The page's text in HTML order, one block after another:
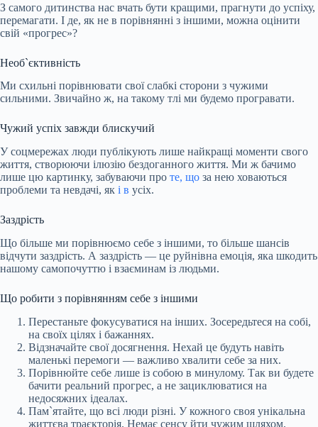
З самого дитинства нас вчать бути кращими, прагнути до успіху,
перемагати. І де, як не в порівнянні з іншими, можна оцінити
свій «прогрес»?
Необ`єктивність
Ми схильні порівнювати свої слабкі сторони з чужими
сильними. Звичайно ж, на такому тлі ми будемо програвати.
Чужий успіх завжди блискучий
У соцмережах люди публікують лише найкращі моменти свого
життя, створюючи ілюзію бездоганного життя. Ми ж бачимо
лише цю картинку, забуваючи про те, що за нею ховаються
проблеми та невдачі, як і в усіх.
Заздрість
Що більше ми порівнюємо себе з іншими, то більше шансів
відчути заздрість. А заздрість — це руйнівна емоція, яка шкодить
нашому самопочуттю і взаєминам із людьми.
Що робити з порівнянням себе з іншими
Перестаньте фокусуватися на інших. Зосередьтеся на собі,
на своїх цілях і бажаннях.
Відзначайте свої досягнення. Нехай це будуть навіть
маленькі перемоги — важливо хвалити себе за них.
Порівнюйте себе лише із собою в минулому. Так ви будете
бачити реальний прогрес, а не зациклюватися на
недосяжних ідеалах.
Пам`ятайте, що всі люди різні. У кожного своя унікальна
життєва траєкторія. Немає сенсу йти чужим шляхом.